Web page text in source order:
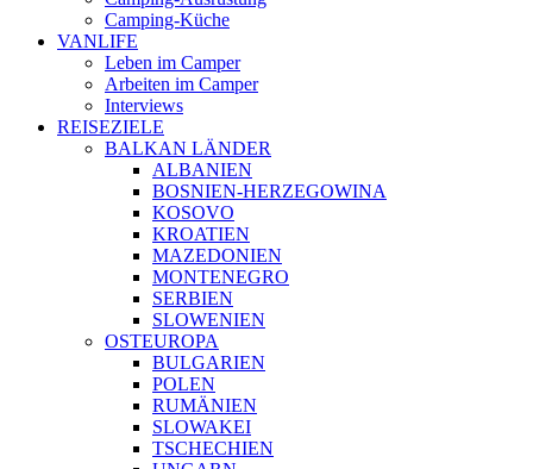
Camping-Küche
VANLIFE
Leben im Camper
Arbeiten im Camper
Interviews
REISEZIELE
BALKAN LÄNDER
ALBANIEN
BOSNIEN-HERZEGOWINA
KOSOVO
KROATIEN
MAZEDONIEN
MONTENEGRO
SERBIEN
SLOWENIEN
OSTEUROPA
BULGARIEN
POLEN
RUMÄNIEN
SLOWAKEI
TSCHECHIEN